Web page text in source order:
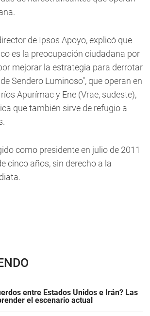
de Ipsos Apoyo, explicó que
es la preocupación ciudadana por
mejorar la estrategia para derrotar
Sendero Luminoso", que operan en
Apurímac y Ene (Vrae, sudeste),
que también sirve de refugio a
como presidente en julio de 2011
cinco años, sin derecho a la
entre Estados Unidos e Irán? Las
el escenario actual